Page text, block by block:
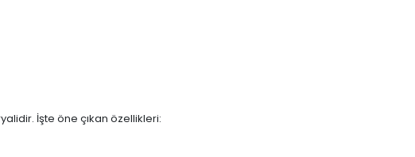
İşte öne çıkan özellikleri: